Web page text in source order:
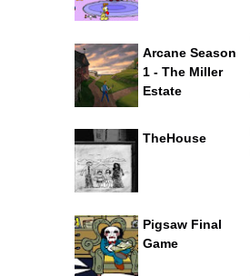
Arcane Season
1 - The Miller
Estate
TheHouse
Pigsaw Final
Game